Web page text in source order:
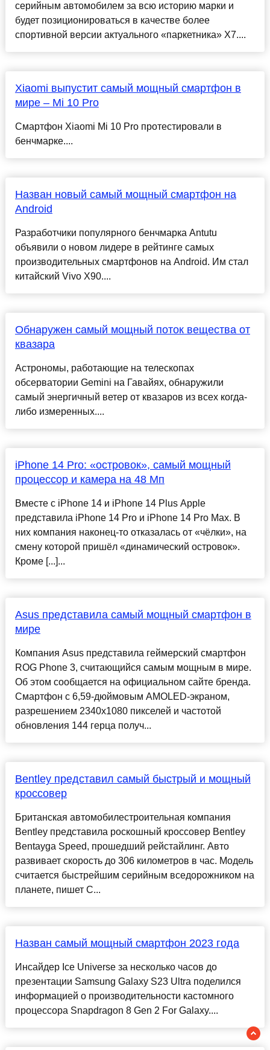
серийным автомобилем за всю историю марки и
будет позиционироваться в качестве более
спортивной версии актуального «паркетника» X7....
Xiaomi выпустит самый мощный смартфон в
мире – Mi 10 Pro
Смартфон Xiaomi Mi 10 Pro протестировали в
бенчмарке....
Назван новый самый мощный смартфон на
Android
Разработчики популярного бенчмарка Antutu
объявили о новом лидере в рейтинге самых
производительных смартфонов на Android. Им стал
китайский Vivo X90....
Обнаружен самый мощный поток вещества от
квазара
Астрономы, работающие на телескопах
обсерватории Gemini на Гавайях, обнаружили
самый энергичный ветер от квазаров из всех когда-
либо измеренных....
iPhone 14 Pro: «островок», самый мощный
процессор и камера на 48 Мп
Вместе с iPhone 14 и iPhone 14 Plus Apple
представила iPhone 14 Pro и iPhone 14 Pro Max. В
них компания наконец-то отказалась от «чёлки», на
смену которой пришёл «динамический островок».
Кроме [...]...
Asus представила самый мощный смартфон в
мире
Компания Asus представила геймерский смартфон
ROG Phone 3, считающийся самым мощным в мире.
Об этом сообщается на официальном сайте бренда.
Смартфон с 6,59-дюймовым AMOLED-экраном,
разрешением 2340х1080 пикселей и частотой
обновления 144 герца получ...
Bentley представил самый быстрый и мощный
кроссовер
Британская автомобилестроительная компания
Bentley представила роскошный кроссовер Bentley
Bentayga Speed, прошедший рейстайлинг. Авто
развивает скорость до 306 километров в час. Модель
считается быстрейшим серийным вседорожником на
планете, пишет C...
Назван самый мощный смартфон 2023 года
Инсайдер Ice Universe за несколько часов до
презентации Samsung Galaxy S23 Ultra поделился
информацией о производительности кастомного
процессора Snapdragon 8 Gen 2 For Galaxy....